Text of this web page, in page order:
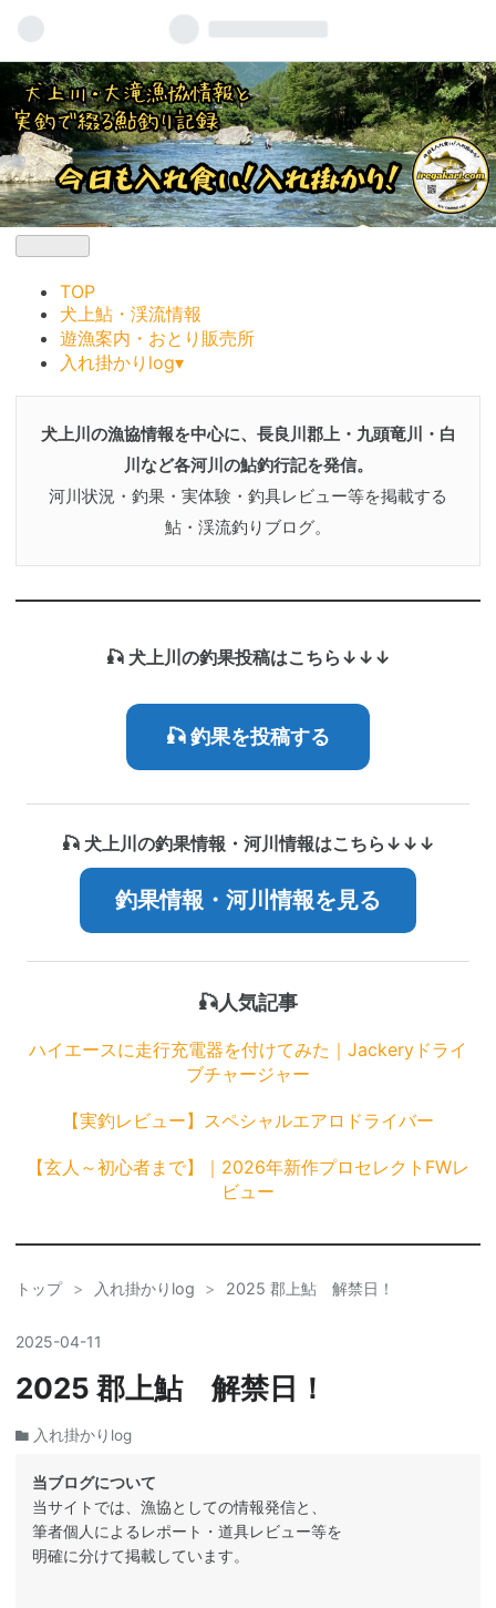
TOP
犬上鮎・渓流情報
遊漁案内・おとり販売所
入れ掛かりlog▾
犬上川の漁協情報を中心に、長良川郡上・九頭竜川・白
川など各河川の鮎釣行記を発信。
河川状況・釣果・実体験・釣具レビュー等を掲載する
鮎・渓流釣りブログ。
🎣 犬上川の釣果投稿はこちら↓↓↓
🎣 釣果を投稿する
🎣 犬上川の釣果情報・河川情報はこちら↓↓↓
釣果情報・河川情報を見る
🎣人気記事
ハイエースに走行充電器を付けてみた｜Jackeryドライ
ブチャージャー
【実釣レビュー】スペシャルエアロドライバー
【玄人～初心者まで】｜2026年新作プロセレクトFWレ
ビュー
トップ > 入れ掛かりlog > 2025 郡上鮎 解禁日！
2025-04-11
2025 郡上鮎 解禁日！
入れ掛かりlog
当ブログについて
当サイトでは、漁協としての情報発信と、
筆者個人によるレポート・道具レビュー等を
明確に分けて掲載しています。